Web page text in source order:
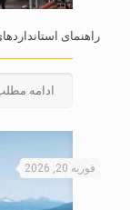
راهنمای
ادامه
فوریه 20, 2026